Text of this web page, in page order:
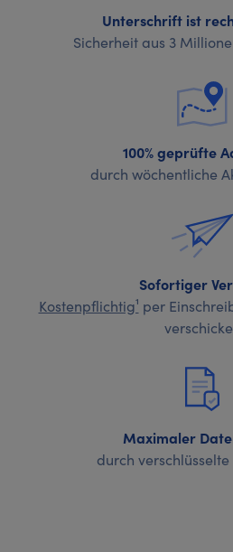
Unterschrift ist
Sicherheit aus 3
100% geprüfte
durch wöchentliche
Sofortiger
Kostenpflichtig¹ per
Maximaler
durch